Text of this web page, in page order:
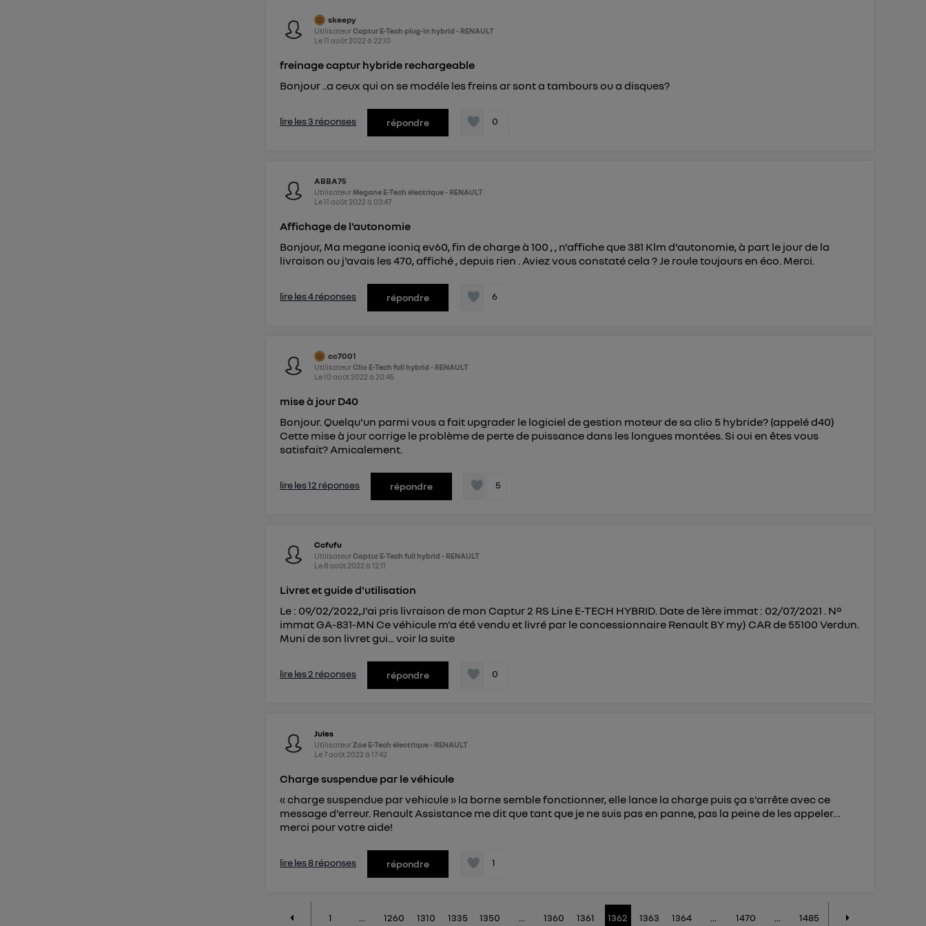
skeepy
UtilisateurCaptur E-Tech plug-in hybrid - RENAULT
Le11 août 2022 à 22:10
freinage captur hybride rechargeable
Bonjour ..a ceux qui on se modéle les freins ar sont a tambours ou a disques?
lire les 3 réponses répondre 0
ABBA75
Utilisateur Megane E-Tech électrique - RENAULT
Le11 août 2022 à 03:47
Affichage de l'autonomie
Bonjour, Ma megane iconiq ev60, fin de charge à 100 , , n'affiche que 381 Klm d'autonomie, à part le jour de la
livraison ou j'avais les 470, affiché , depuis rien . Aviez vous constaté cela ? Je roule toujours en éco. Merci.
lire les 4 réponses répondre 6
cc7001
UtilisateurClio E-Tech full hybrid - RENAULT
Le10 août 2022 à 20:45
mise à jour D40
Bonjour. Quelqu'un parmi vous a fait upgrader le logiciel de gestion moteur de sa clio 5 hybride? (appelé d40)
Cette mise à jour corrige le problème de perte de puissance dans les longues montées. Si oui en êtes vous
satisfait? Amicalement.
lire les 12 réponses répondre 5
Ccfufu
UtilisateurCaptur E-Tech full hybrid - RENAULT
Le 8 août 2022 à12:11
Livret et guide d'utilisation
Le : 09/02/2022,J'ai pris livraison de mon Captur 2 RS Line E-TECH HYBRID. Date de 1ère immat : 02/07/2021 . N°
immat GA-831-MN Ce véhicule m'a été vendu et livré par le concessionnaire Renault BY my) CAR de 55100 Verdun.
Muni de son livret gui...voir la suite
lire les 2 réponses répondre 0
Jules
UtilisateurZoe E-Tech électrique - RENAULT
Le7 août 2022 à17:42
Charge suspendue par le véhicule
« charge suspendue par vehicule » la borne semble fonctionner, elle lance la charge puis ça s'arrête avec ce
message d'erreur. Renault Assistance me dit que tant que je ne suis pas en panne, pas la peine de les appeler…
merci pour votre aide!
lire les 8 réponses répondre 1
1 1260 1310 1335 1350 1360 1361 1362 1363 1364 1470 1485
d'informations, veuillez consulterla Politique d'information sur les données